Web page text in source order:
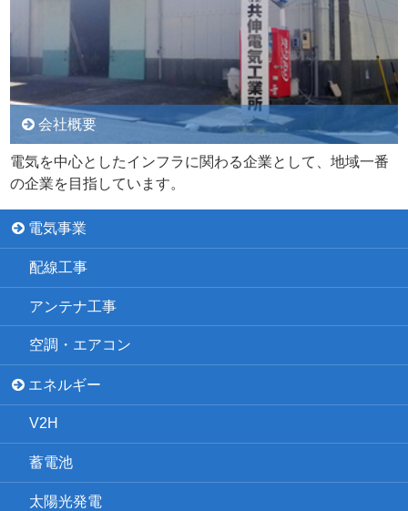
会社概要
電気を中心としたインフラに関わる企業として、地域一番
の企業を目指しています。
電気事業
配線工事
アンテナ工事
空調・エアコン
エネルギー
V2H
蓄電池
太陽光発電